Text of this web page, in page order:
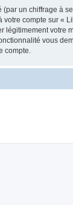
(par un chiffrage à
votre compte sur «
légitimement votre
vous
compte.